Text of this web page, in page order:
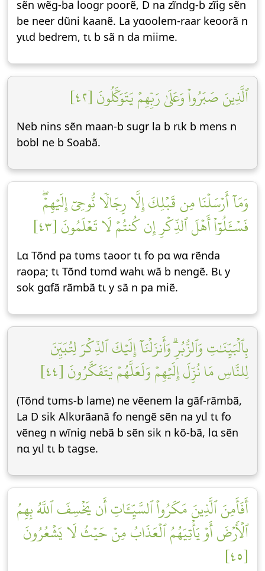
sẽn wẽg-ba loogr poorẽ, D na zĩndg-b zĩig sẽn
be neer dũni kaanẽ. La yɑoolem-raar keoorã n
yɩɩd bedrem, tɩ b sã n da miime.
ٱلَّذِينَ صَبَرُواْ وَعَلَىٰ رَبِّهِمۡ يَتَوَكَّلُونَ [٤٢]
Neb nins sẽn maan-b sugr la b rɩk b mens n
bobl ne b Soabã.
وَمَآ أَرۡسَلۡنَا مِن قَبۡلِكَ إِلَّا رِجَالٗا نُّوحِيٓ إِلَيۡهِمۡۖ
فَسۡـَٔلُوٓاْ أَهۡلَ ٱلذِّكۡرِ إِن كُنتُمۡ لَا تَعۡلَمُونَ [٤٣]
Lɑ Tõnd pa tʋms taoor tɩ fo pɑ wɑ rẽnda
raopa; tɩ Tõnd tʋmd wahɩ wã b nengẽ. Bɩ y
sok gɑfã rãmbã tɩ y sã n pa miẽ.
بِٱلۡبَيِّنَٰتِ وَٱلزُّبُرِۗ وَأَنزَلۡنَآ إِلَيۡكَ ٱلذِّكۡرَ لِتُبَيِّنَ
لِلنَّاسِ مَا نُزِّلَ إِلَيۡهِمۡ وَلَعَلَّهُمۡ يَتَفَكَّرُونَ [٤٤]
(Tõnd tʋms-b lame) ne vẽenem la gãf-rãmbã,
La D sik Alkʋrãanã fo nengẽ sẽn na yɩl tɩ fo
vẽneg n wĩnig nebã b sẽn sik n kõ-bã, lɑ sẽn
nɑ yɩl tɩ b tagse.
أَفَأَمِنَ ٱلَّذِينَ مَكَرُواْ ٱلسَّيِّـَٔاتِ أَن يَخۡسِفَ ٱللَّهُ بِهِمُ
ٱلۡأَرۡضَ أَوۡ يَأۡتِيَهُمُ ٱلۡعَذَابُ مِنۡ حَيۡثُ لَا يَشۡعُرُونَ
[٤٥]